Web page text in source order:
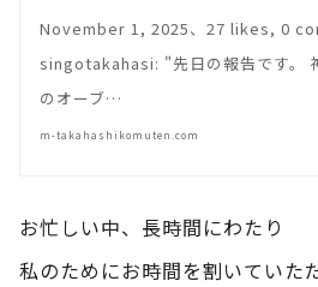
November 1, 2025、27 likes, 0
singotakahasi: "先日の報告です。
のオーブ…
m-takahashikomuten.com
お忙しい中、長時間にわたり
私のためにお時間を割いていた